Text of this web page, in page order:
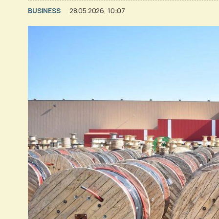
BUSINESS 28.05.2026, 10:07